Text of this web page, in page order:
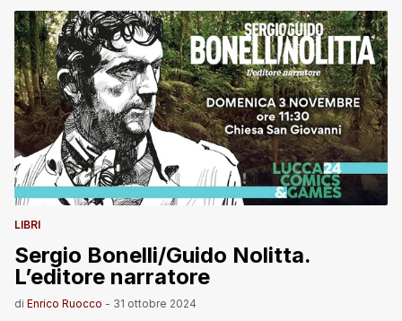
LIBRI
Sergio Bonelli/Guido Nolitta.
L’editore narratore
di Enrico Ruocco - 31 ottobre 2024